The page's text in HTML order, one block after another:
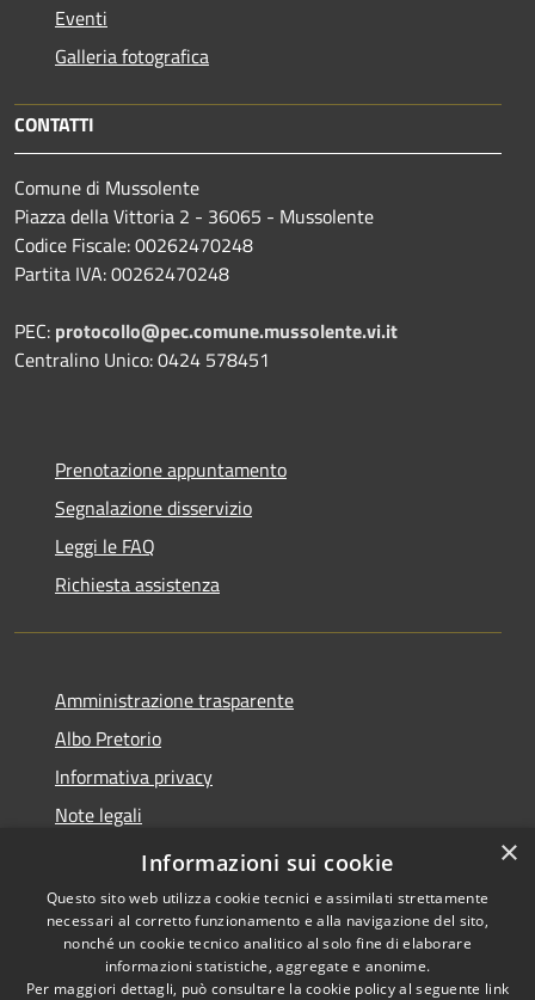
Eventi
Galleria fotografica
CONTATTI
Comune di Mussolente
Piazza della Vittoria 2 - 36065 - Mussolente
Codice Fiscale: 00262470248
Partita IVA: 00262470248
PEC: protocollo@pec.comune.mussolente.vi.it
Centralino Unico: 0424 578451
Prenotazione appuntamento
Segnalazione disservizio
Leggi le FAQ
Richiesta assistenza
Amministrazione trasparente
Albo Pretorio
Informativa privacy
Note legali
Dichiarazione di accessibilità
Copyright © 2026 • Comune di
×
Informazioni sui cookie
Questo sito web utilizza cookie tecnici e assimilati strettamente
necessari al corretto funzionamento e alla navigazione del sito,
nonché un cookie tecnico analitico al solo fine di elaborare
informazioni statistiche, aggregate e anonime.
Per maggiori dettagli, può consultare la cookie policy al seguente link